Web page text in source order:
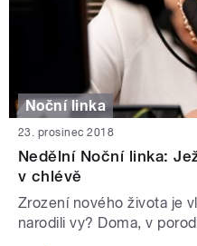
Noční linka
23. prosinec 2018
Nedělní Noční linka:
v chlévě
Zrození nového života je
narodili vy? Doma, v